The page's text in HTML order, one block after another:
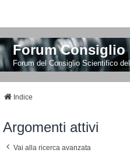
Forum
Forum del Consiglio Scientifico
Indice
Argomenti attivi
Vai alla ricerca avanzata